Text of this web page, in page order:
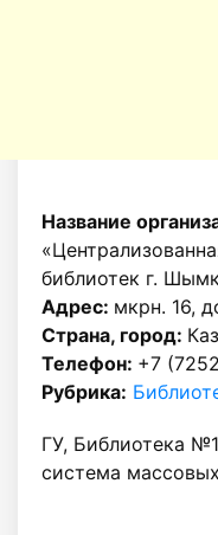
Название
библиотек г.
Адрес: мкрн. 16,
Страна, город:
Телефон: +7
Рубрика:
ГУ, Библиотека
система